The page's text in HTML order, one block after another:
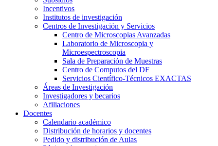
Incentivos
Institutos de investigación
Centros de Investigación y Servicios
Centro de Microscopias Avanzadas
Laboratorio de Microscopia y
Microespectroscopia
Sala de Preparación de Muestras
Centro de Computos del DF
Servicios Científico-Técnicos EXACTAS
Áreas de Investigación
Investigadores y becarios
Afiliaciones
Docentes
Calendario académico
Distribución de horarios y docentes
Pedido y distribución de Aulas